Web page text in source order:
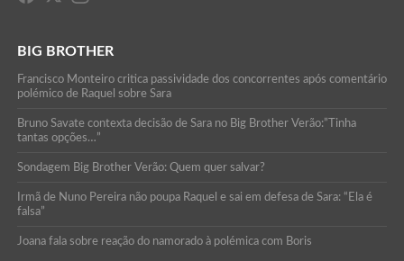
BIG BROTHER
Francisco Monteiro critica passividade dos concorrentes após comentário
polémico de Raquel sobre Sara
Bruno Savate contexta decisão de Sara no Big Brother Verão:”Tinha
tantas opções…”
Sondagem Big Brother Verão: Quem quer salvar?
Irmã de Nuno Pereira não poupa Raquel e sai em defesa de Sara: “Ela é
falsa”
Joana fala sobre reação do namorado à polémica com Boris